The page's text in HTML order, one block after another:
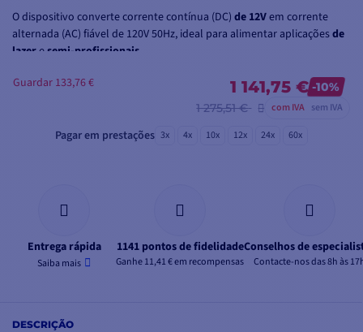
O dispositivo converte corrente contínua (DC) de 12Vem corrente
alternada (AC) fiável de 120V 50Hz, ideal para alimentar aplicaçõesde
lazer e semi-profissionais
1 141,75 € -10%
1 275,51 €
com IVA sem IVA
Guardar 133,76 €
Pagar em prestações 3x 4x 10x 12x 24x 60x
Entrega rápida
Saiba mais
1141 pontos de fidelidade
Ganhe 11,41 € em recompensas
Conselhos de
Contacte-nos das 8h às
DESCRIÇÃO